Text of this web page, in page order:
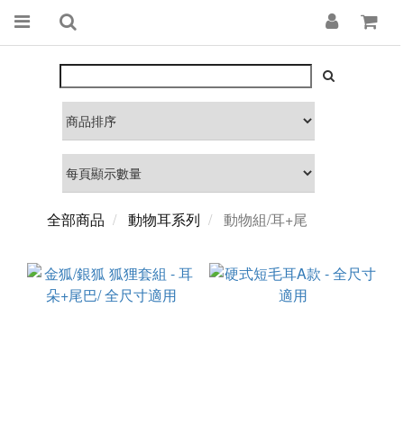
全部商品 動物耳系列 動物組/耳+尾